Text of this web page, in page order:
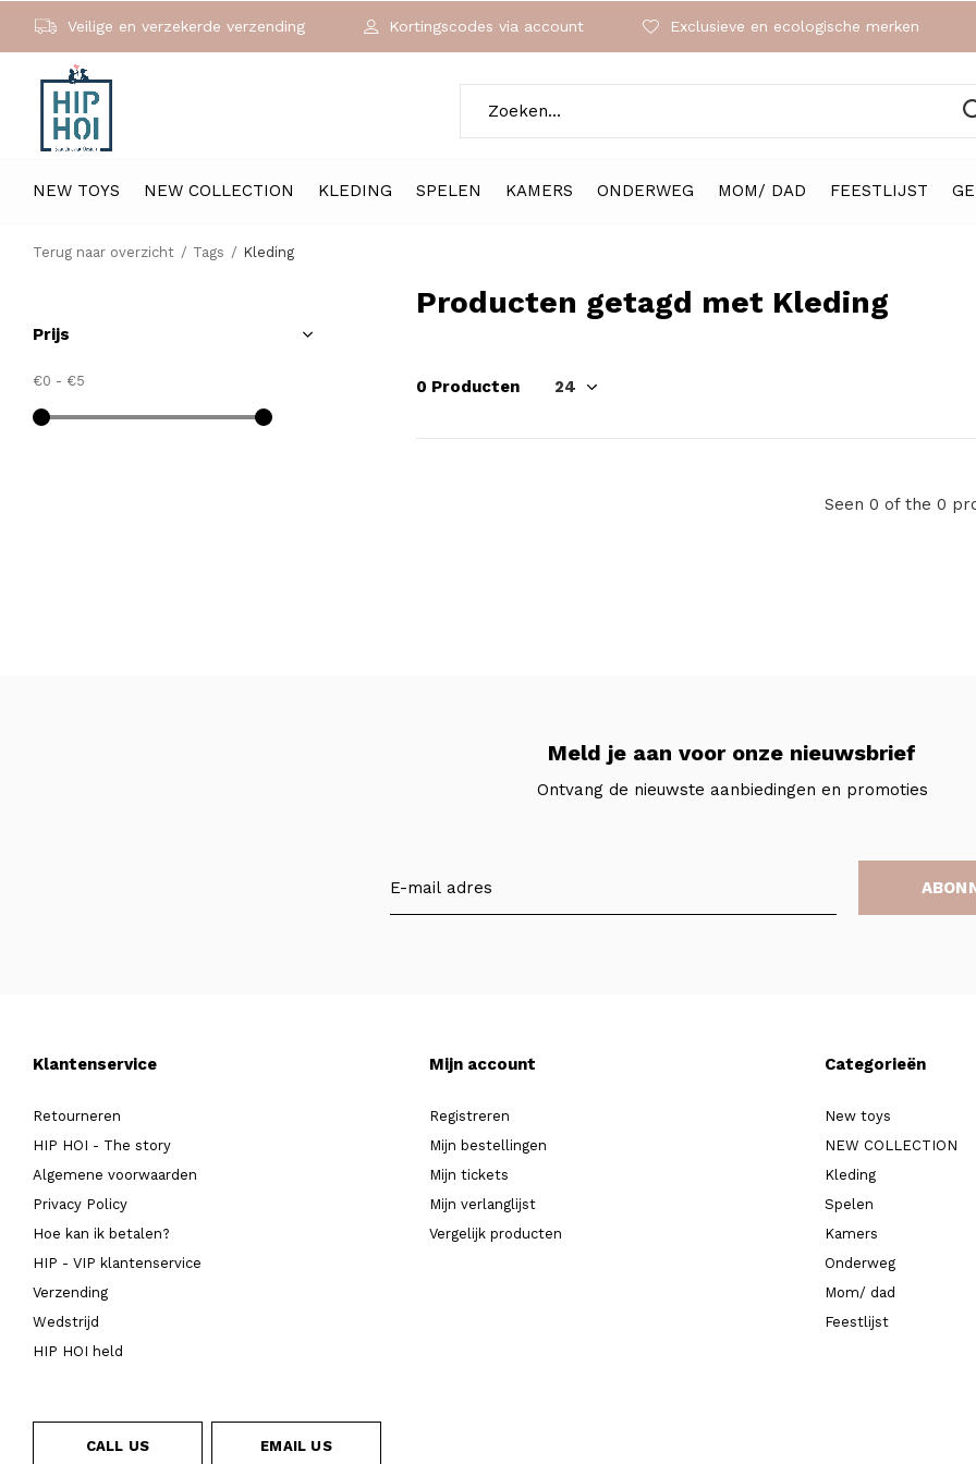
NEW TOYS NEW COLLECTION KLEDING SPELEN KAMERS ONDERWEG MOM/ DAD FEESTLIJST
Veilige en verzekerde verzending Kortingscodes via account Exclusieve en ecologische merken
Terug naar overzicht Tags Kleding
Producten getagd met Kleding
0 Producten
Seen 0 of the 0
Prijs
€0 - €5
Meld je aan voor onze nieuwsbrief
Ontvang de nieuwste aanbiedingen en promoties
Klantenservice
Retourneren
HIP HOI - The story
Algemene voorwaarden
Privacy Policy
Hoe kan ik betalen?
HIP - VIP klantenservice
Verzending
Wedstrijd
HIP HOI held
Mijn account
Registreren
Mijn bestellingen
Mijn tickets
Mijn verlanglijst
Vergelijk producten
Categorieën
New toys
NEW COLLECTION
Kleding
Spelen
Kamers
Onderweg
Mom/ dad
Feestlijst
CALL US EMAIL US